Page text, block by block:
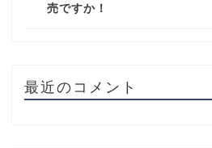
売ですか！
最近のコメント